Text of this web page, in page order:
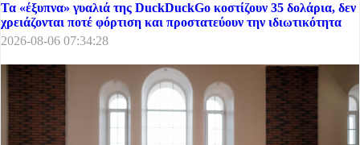
Τα «έξυπνα» γυαλιά της DuckDuckGo κοστίζουν 35 δολάρια, δεν
χρειάζονται ποτέ φόρτιση και προστατεύουν την ιδιωτικότητα
2026-08-06 07:34:28